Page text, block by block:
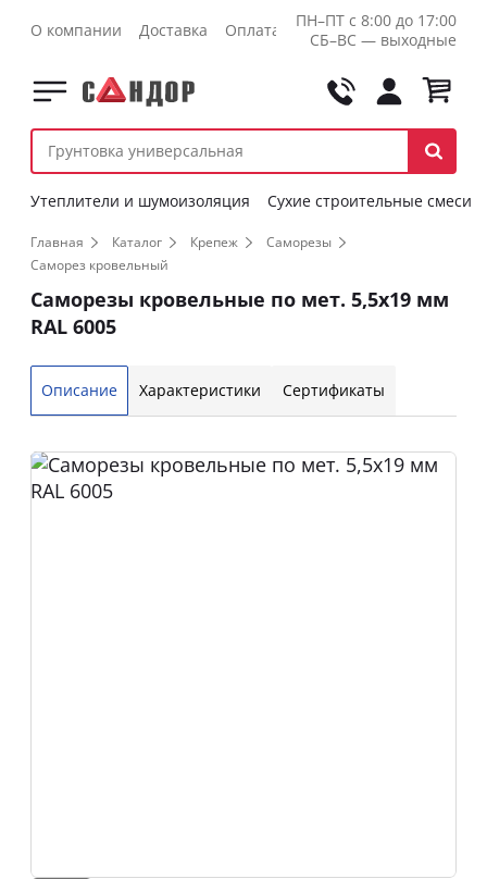
О компании Доставка Оплата Контакты Оптовикам
ПН–ПТ с 8:00 до 17:00
СБ–ВС — выходные
Утеплители и шумоизоляция Сухие строительные смеси
Главная Каталог Крепеж
Саморезы
Саморез кровельный
Саморезы кровельные по мет. 5,5х19 мм
RAL 6005
Описание Характеристики Сертификаты